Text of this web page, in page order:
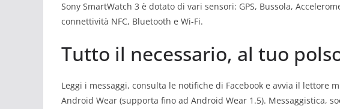
Sony SmartWatch 3 è dotato di vari sensori: GPS, Bussola,
connettività NFC, Bluetooth e Wi-Fi.
Tutto il necessario, al tuo
Leggi i messaggi, consulta le notifiche di Facebook e avvia il lettore
Android Wear (supporta fino ad Android Wear 1.5). Messaggistica,